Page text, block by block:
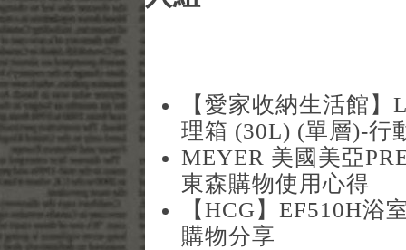
【愛家收納生活館
理箱 (30L) (單層)-行
MEYER 美國美亞
東森購物使用心得
【HCG】EF510H
購物分享